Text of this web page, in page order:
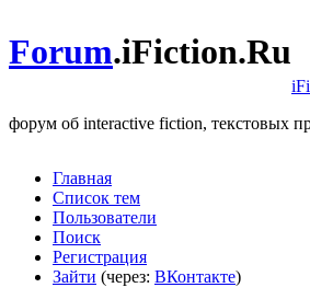
Forum.iFiction.Ru
форум об interactive fiction, текстовых
Главная
Список тем
Пользователи
Поиск
Регистрация
Зайти (через: ВКонтакте)